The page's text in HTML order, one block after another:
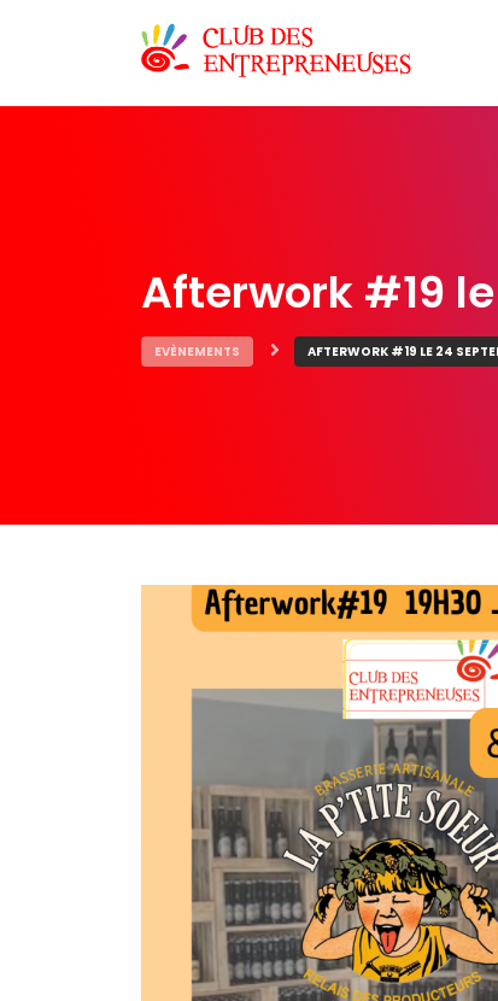
Afterwork #19
EVÈNEMENTS AFTERWORK #19 LE 24